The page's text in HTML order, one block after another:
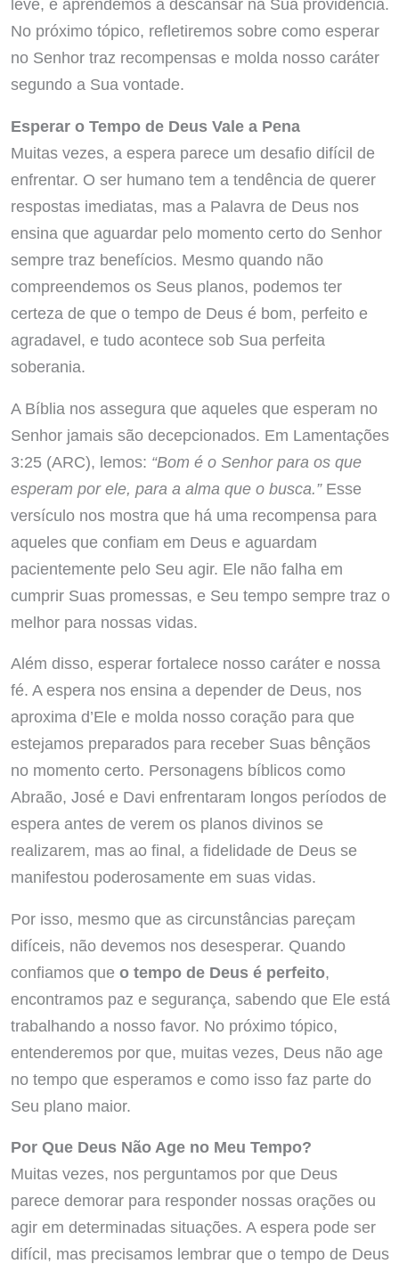
leve, e aprendemos a descansar na Sua providência.
No próximo tópico, refletiremos sobre como esperar
no Senhor traz recompensas e molda nosso caráter
segundo a Sua vontade.
Esperar o Tempo de Deus Vale a Pena
Muitas vezes, a espera parece um desafio difícil de
enfrentar. O ser humano tem a tendência de querer
respostas imediatas, mas a Palavra de Deus nos
ensina que aguardar pelo momento certo do Senhor
sempre traz benefícios. Mesmo quando não
compreendemos os Seus planos, podemos ter
certeza de que o tempo de Deus é bom, perfeito e
agradavel, e tudo acontece sob Sua perfeita
soberania.
A Bíblia nos assegura que aqueles que esperam no
Senhor jamais são decepcionados. Em Lamentações
3:25 (ARC), lemos: “Bom é o Senhor para os que
esperam por ele, para a alma que o busca.”Esse
versículo nos mostra que há uma recompensa para
aqueles que confiam em Deus e aguardam
pacientemente pelo Seu agir. Ele não falha em
cumprir Suas promessas, e Seu tempo sempre traz o
melhor para nossas vidas.
Além disso, esperar fortalece nosso caráter e nossa
fé. A espera nos ensina a depender de Deus, nos
aproxima d’Ele e molda nosso coração para que
estejamos preparados para receber Suas bênçãos
no momento certo. Personagens bíblicos como
Abraão, José e Davi enfrentaram longos períodos de
espera antes de verem os planos divinos se
realizarem, mas ao final, a fidelidade de Deus se
manifestou poderosamente em suas vidas.
Por isso, mesmo que as circunstâncias pareçam
difíceis, não devemos nos desesperar. Quando
confiamos que o tempo de Deus é perfeito,
encontramos paz e segurança, sabendo que Ele está
trabalhando a nosso favor. No próximo tópico,
entenderemos por que, muitas vezes, Deus não age
no tempo que esperamos e como isso faz parte do
Seu plano maior.
Por Que Deus Não Age no Meu Tempo?
Muitas vezes, nos perguntamos por que Deus
parece demorar para responder nossas orações ou
agir em determinadas situações. A espera pode ser
difícil, mas precisamos lembrar que o tempo de Deus